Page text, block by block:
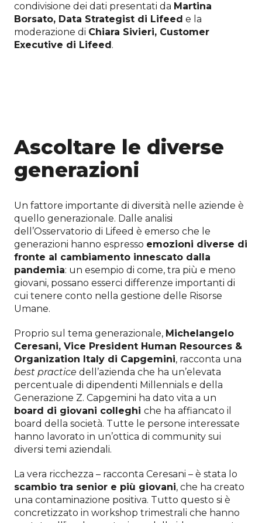
condivisione dei dati presentati da Martina
Borsato, Data Strategist di Lifeed e la
moderazione di Chiara Sivieri, Customer
Executive di Lifeed .
Ascoltare le diverse
generazioni
Un fattore importante di diversità nelle aziende è
quello generazionale. Dalle analisi
dell’Osservatorio di Lifeed è emerso che le
generazioni hanno espresso emozioni diverse di
fronte al cambiamento innescato dalla
pandemia: un esempio di come, tra più e meno
giovani, possano esserci differenze importanti di
cui tenere conto nella gestione delle Risorse
Umane.
Proprio sul tema generazionale, Michelangelo
Ceresani, Vice President Human Resources &
Organization Italy di Capgemini, racconta una
best practice dell’azienda che ha un’elevata
percentuale di dipendenti Millennials e della
Generazione Z. Capgemini ha dato vita a un
board di giovani colleghi che ha affiancato il
board della società. Tutte le persone interessate
hanno lavorato in un’ottica di community sui
diversi temi aziendali.
La vera ricchezza – racconta Ceresani – è stata lo
scambio tra senior e più giovani, che ha creato
una contaminazione positiva. Tutto questo si è
concretizzato in workshop trimestrali che hanno